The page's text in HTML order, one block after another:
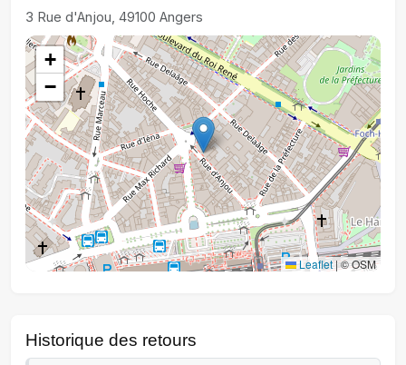
3 Rue d'Anjou, 49100 Angers
+
−
Leaflet|© OSM
Historique des retours